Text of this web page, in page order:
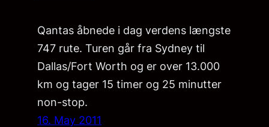
Qantas åbnede i dag verdens længste
747 rute. Turen går fra Sydney til
Dallas/Fort Worth og er over 13.000
km og tager 15 timer og 25 minutter
non-stop.
16. May 2011